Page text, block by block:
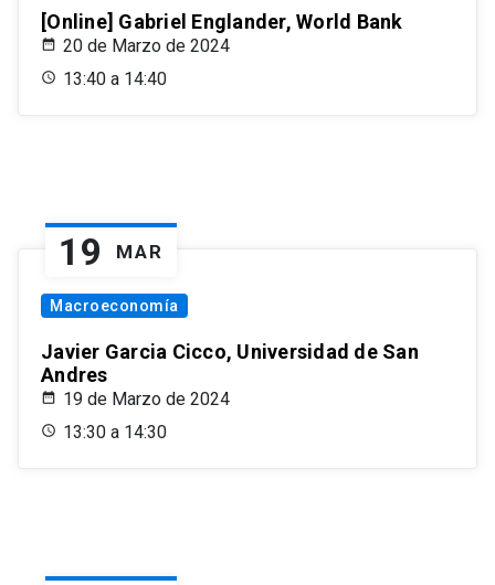
[Online] Gabriel Englander, World Bank
20 de Marzo de 2024
13:40 a 14:40
19 MAR
Macroeconomía
Javier Garcia Cicco, Universidad de San
Andres
19 de Marzo de 2024
13:30 a 14:30